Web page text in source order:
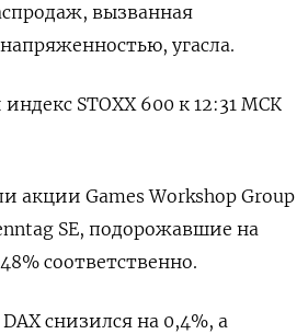
вызванная
угасла.
STOXX 600 к 12:31 МСК
акции Games Workshop Group
SE, подорожавшие на
соответственно.
снизился на 0,4%, а